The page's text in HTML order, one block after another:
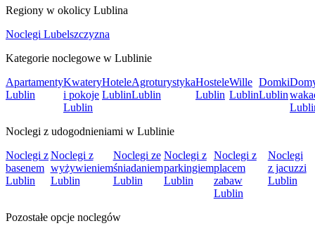
Regiony w okolicy Lublina
Noclegi Lubelszczyzna
Kategorie noclegowe w Lublinie
Apartamenty
Lublin
Kwatery
i pokoje
Lublin
Hotele
Lublin
Agroturystyka
Lublin
Hostele
Lublin
Wille
Lublin
Domki
Lublin
Noclegi z udogodnieniami w Lublinie
Noclegi z
basenem
Lublin
Noclegi z
wyżywieniem
Lublin
Noclegi ze
śniadaniem
Lublin
Noclegi z
parkingiem
Lublin
Noclegi z
placem
zabaw
Lublin
Noclegi
z jacuzzi
Lublin
Pozostałe opcje noclegów